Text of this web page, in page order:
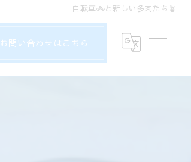
自転車🚲と新しい多肉たち🪴
お問い合わせはこちら